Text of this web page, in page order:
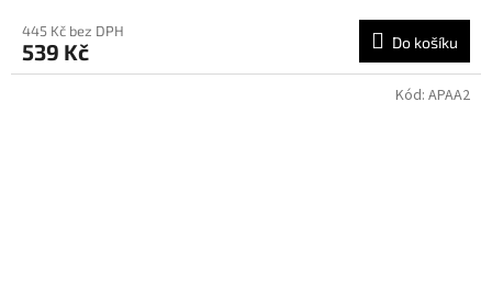
445 Kč bez DPH
539 Kč Do košíku
Kód: APAA2